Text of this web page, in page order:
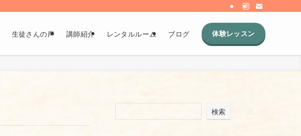
生徒さんの声 講師紹介 レンタルルーム ブログ 体験レッスン
検索